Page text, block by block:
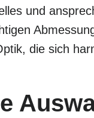
und
die sich